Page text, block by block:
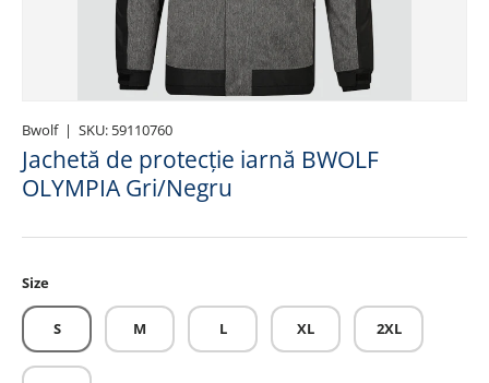
Bwolf| SKU: 59110760
Jachetă de protecție iarnă BWOLF
OLYMPIA Gri/Negru
Size
S M L XL 2XL